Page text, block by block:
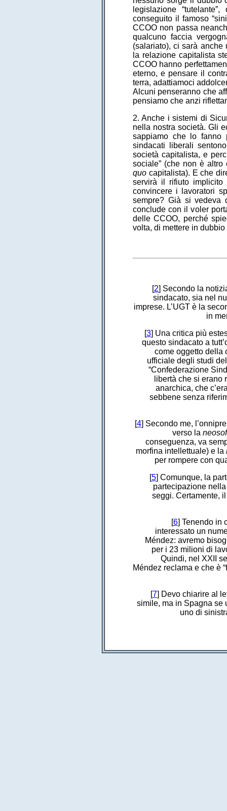
legislazione
conseguito il famoso
CCOO non passa
qualcuno faccia
(salariato), ci sarà anche
la relazione capitalista
CCOO hanno
eterno, e pensare il
terra, adattiamoci
Alcuni penseranno che
pensiamo che anzi
2. Anche i sistemi di
nella nostra società. Gli
sappiamo che lo fanno
sindacati liberali
società capitalista, e
sociale” (che non è
quo capitalista). E che
servirà il rifiuto implicito
convincere i lavoratori
sempre? Già si vedeva
conclude con il voler
delle CCOO, perché
volta, di mettere in
[2] Secondo la
sindacato, sia nel
imprese. L’UGT è la
in
[3] Una critica più
questo sindacato a
come oggetto della
ufficiale degli studi
“Confederazione
libertà che si
anarchica, che
sebbene senza
[4] Secondo me,
verso la
conseguenza, va
morfina intellettuale) e la
per rompere con
[5] Comunque, la
partecipazione
seggi. Certamente,
[6] Tenendo in
interessato un
Méndez: avremo
per i 23 milioni di
Quindi, nel XXII
Méndez reclama e che è
[7] Devo chiarire al
simile, ma in Spagna se
uno di